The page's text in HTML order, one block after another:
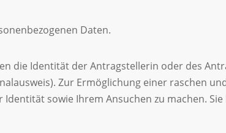
Daten.
die Identität der Antragstellerin oder des
Zur Ermöglichung einer raschen
sowie Ihrem Ansuchen zu machen.